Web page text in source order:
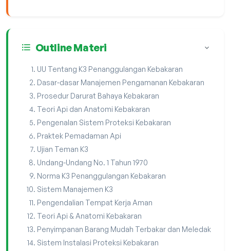
Outline Materi
UU Tentang K3 Penanggulangan Kebakaran
Dasar-dasar Manajemen Pengamanan Kebakaran
Prosedur Darurat Bahaya Kebakaran
Teori Api dan Anatomi Kebakaran
Pengenalan Sistem Proteksi Kebakaran
Praktek Pemadaman Api
Ujian Teman K3
Undang-Undang No. 1 Tahun 1970
Norma K3 Penanggulangan Kebakaran
Sistem Manajemen K3
Pengendalian Tempat Kerja Aman
Teori Api & Anatomi Kebakaran
Penyimpanan Barang Mudah Terbakar dan Meledak
Sistem Instalasi Proteksi Kebakaran